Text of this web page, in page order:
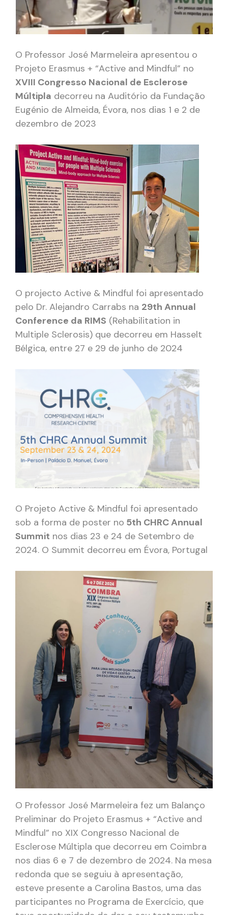
O Professor José Marmeleira apresentou o
Projeto Erasmus + “Active and Mindful” no
XVIII Congresso Nacional de Esclerose
Múltipla decorreu na Auditório da Fundação
Eugénio de Almeida, Évora, nos dias 1 e 2 de
dezembro de 2023
O projecto Active & Mindful foi apresentado
pelo Dr. Alejandro Carrabs na 29th Annual
Conference da RIMS (Rehabilitation in
Multiple Sclerosis) que decorreu em Hasselt
Bélgica, entre 27 e 29 de junho de 2024
O Projeto Active & Mindful foi apresentado
sob a forma de poster no 5th CHRC Annual
Summit nos dias 23 e 24 de Setembro de
2024. O Summit decorreu em Évora, Portugal
O Professor José Marmeleira fez um Balanço
Preliminar do Projeto Erasmus + “Active and
Mindful” no XIX Congresso Nacional de
Esclerose Múltipla que decorreu em Coimbra
nos dias 6 e 7 de dezembro de 2024. Na mesa
redonda que se seguiu à apresentação,
esteve presente a Carolina Bastos, uma das
participantes no Programa de Exercício, que